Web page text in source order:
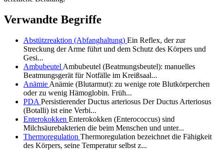
Verwandte Begriffe
Abstützreaktion (Abfanghaltung) Ein Reflex, der zur
Streckung der Arme führt und dem Schutz des Körpers und
Gesi...
Ambubeutel Ambubeutel (Beatmungsbeutel): manuelles
Beatmungsgerät für Notfälle im Kreißsaal...
Anämie Anämie (Blutarmut): zu wenige rote Blutkörperchen
oder zu wenig Hämoglobin. Früh...
PDA Persistierender Ductus arteriosus Der Ductus Arteriosus
(Botalli) ist eine Verbi...
Enterokokken Enterokokken (Enterococcus) sind
Milchsäurebakterien die beim Menschen und unter...
Thermoregulation Thermoregulation bezeichnet die Fähigkeit
des Körpers, seine Temperatur selbst z...